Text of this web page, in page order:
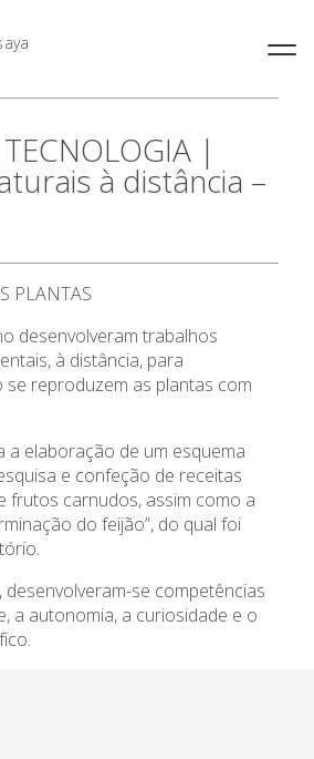
Formativa
Profissional
Apoio
Admissão
APEE
Notícias
|
à distância –
PLANTAS
desenvolveram trabalhos
à distância, para
reproduzem as plantas com
a elaboração de um esquema
e confeção de receitas
frutos carnudos, assim como a
do feijão”, do qual foi
se competências
a autonomia, a curiosidade e o